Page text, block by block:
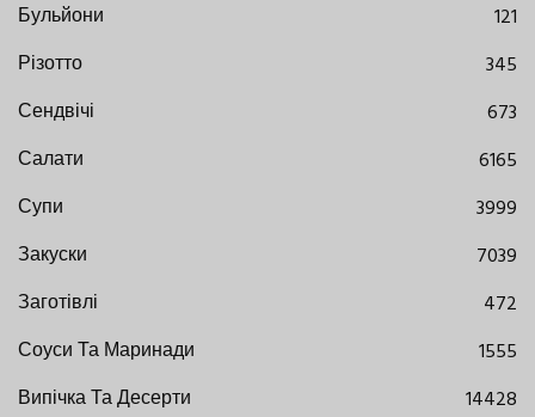
Бульйони
121
Різотто
345
Сендвічі
673
Салати
6165
Супи
3999
Закуски
7039
Заготівлі
472
Соуси Та Маринади
1555
Випічка Та Десерти
14428